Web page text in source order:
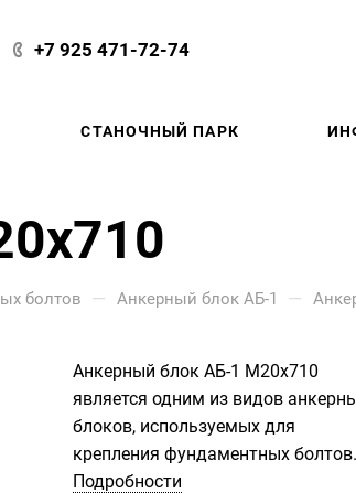
+7 925 471-72-74
СТАНОЧНЫЙ ПАРК
болтов — Анкерный блок АБ-1 —
Анкерный блок АБ-1 М20х710
является одним из видов
блоков, используемых для
крепления фундаментных болтов
диаметром 20 мм и длиной 710
Подробности